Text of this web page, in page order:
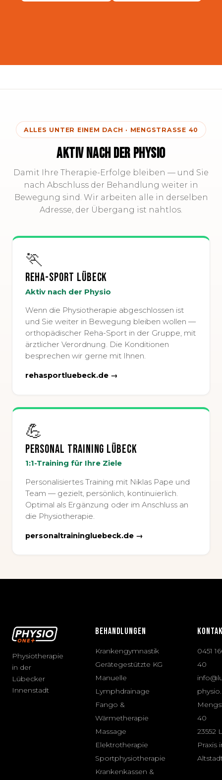
ALLES UNTER EINEM DACH · MENGSTRASSE 40
AKTIV NACH DER PHYSIO
Damit Ihre Therapie-Erfolge bleiben — und Sie
nach Abschluss der Behandlung weiter in
Bewegung sind. Wir arbeiten alle in derselben
Adresse, der Übergang ist nahtlos.
🏃
Reha-Sport Lübeck
Aktiv nach der Physio
Wenn die Physiotherapie abgeschlossen ist
und Sie weiter in Bewegung bleiben wollen —
orthopädischer Reha-Sport in der Gruppe, mit
ärztlicher Verordnung. Die Konditionen
besprechen wir gerne mit Ihnen.
rehasportluebeck.de →
💪
Personal Training Lübeck
1:1-Training für Ihre Ziele
Personalisiertes Training mit Niklas Pape und
Team — gezielt, persönlich, kontinuierlich.
Optimal als Ergänzung oder im Anschluss an
die Physiotherapie.
personaltrainingluebeck.de →
Physiotherapie
in der
Lübecker
Innenstadt
BEHANDLUNGEN
Krankengymnastik
Gerätegestützte KG
Manuelle
Lymphdrainage
Fango &
Wärmetherapie
Massage
Elektrotherapie
Sportphysiotherapie
Krankenkassen &
0451
40
40
23552
Praxis